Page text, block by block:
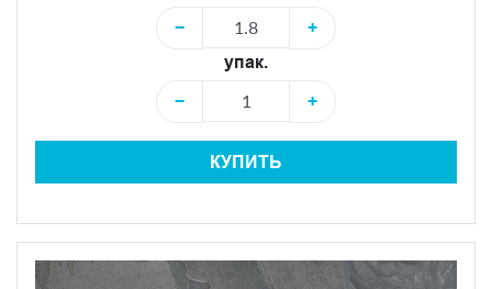
−
+
упак.
−
+
КУПИТЬ